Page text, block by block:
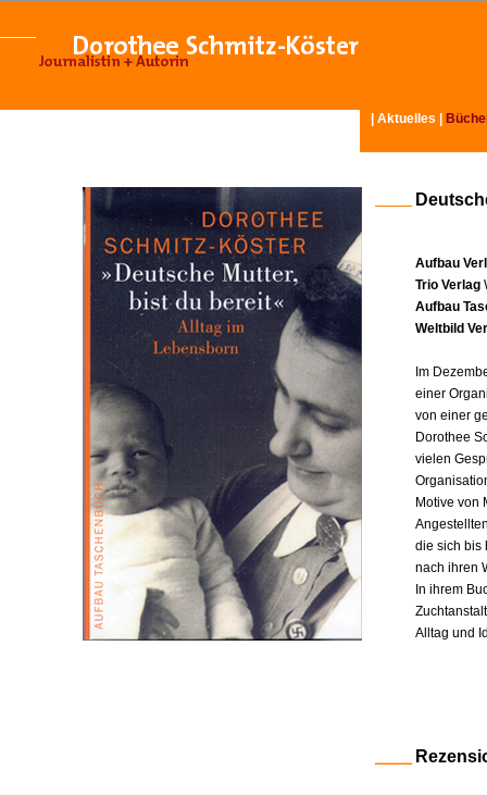
Aktuelles
Aufbau
Trio Verlag
Aufbau
Weltbild
Im
einer
von einer
Dorothee
vielen
Motive von
die sich bis
nach ihren
In ihrem
Alltag und